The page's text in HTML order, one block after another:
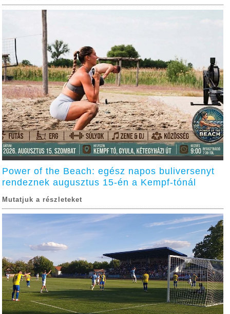
Power of the Beach: egész napos buliversenyt
rendeznek augusztus 15-én a Kempf-tónál
Mutatjuk a részleteket